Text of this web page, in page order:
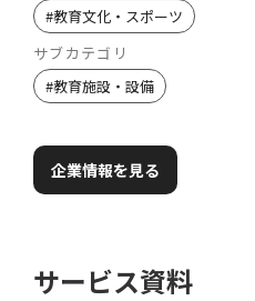
#教育文化・スポーツ
サブカテゴリ
#教育施設・設備
企業情報を見る
サービス資料